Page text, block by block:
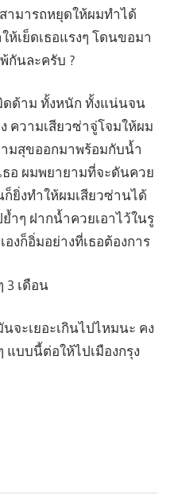
ามารถหยุดให้ผมทำได้
ห้เย็ดเธอแรงๆ โดนขอมา
กันละครับ ?
ดด้าม ทั้งหนัก ทั้งแน่นจน
ความเสียวซ่าจู่โจมให้ผม
มสุขออกมาพร้อมกับน้ำ
อ ผมพยายามที่จะดันควย
ก็ยิ่งทำให้ผมเสียวซ่านได้
ำๆ ฝากน้ำควยเอาไว้ในรู
งก็อิ่มอย่างที่เธอต้องการ
3 เดือน
จะเยอะเกินไปไหมนะ คง
บบนี้ต่อให้ไปเมืองกรุง